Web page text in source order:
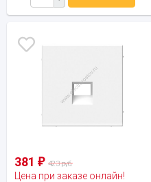
381 ₽ 423 руб.
Цена при заказе онлайн!